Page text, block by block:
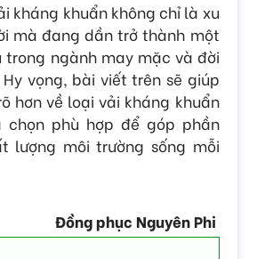
kháng khuẩn không chỉ là xu
mà đang dần trở thành một
trong ngành may mặc và đời
vọng, bài viết trên sẽ giúp
hơn về loại vải kháng khuẩn
phù hợp để góp phần
lượng môi trường sống mỗi
Đồng phục Nguyên Phi